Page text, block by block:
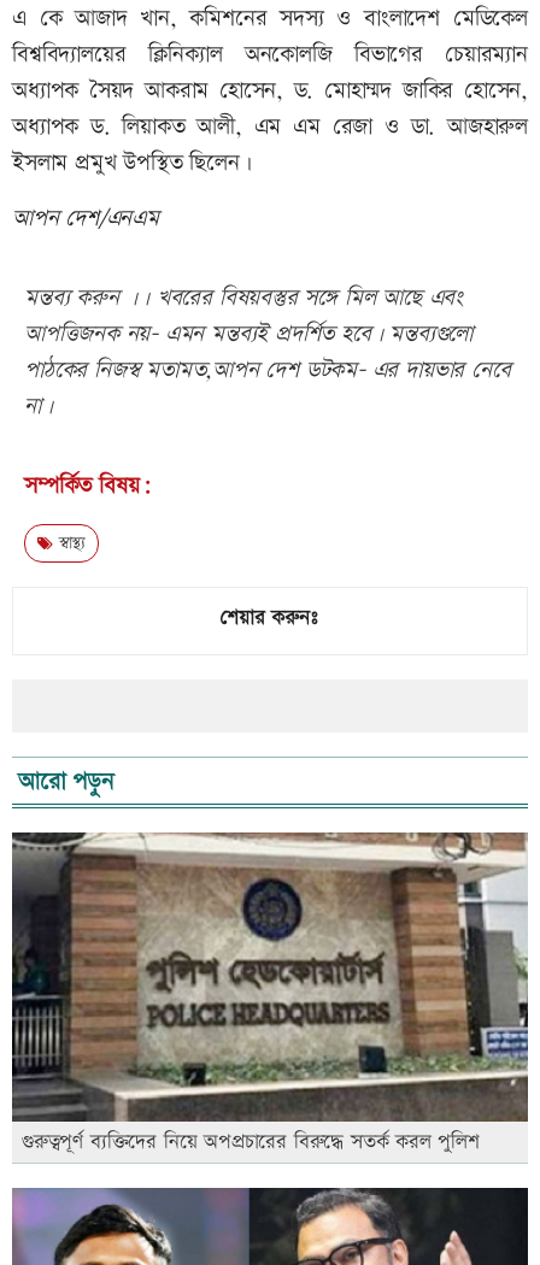
এ কে আজাদ খান, কমিশনের সদস্য ও বাংলাদেশ মেডিকেল
বিশ্ববিদ্যালয়ের ক্লিনিক্যাল অনকোলজি বিভাগের চেয়ারম্যান
অধ্যাপক সৈয়দ আকরাম হোসেন, ড. মোহাম্মদ জাকির হোসেন,
অধ্যাপক ড. লিয়াকত আলী, এম এম রেজা ও ডা. আজহারুল
ইসলাম প্রমুখ উপস্থিত ছিলেন।
আপন দেশ/এনএম
মন্তব্য করুন ।। খবরের বিষয়বস্তুর সঙ্গে মিল আছে এবং
আপত্তিজনক নয়- এমন মন্তব্যই প্রদর্শিত হবে। মন্তব্যগুলো
পাঠকের নিজস্ব মতামত,আপন দেশ ডটকম- এর দায়ভার নেবে
না।
সম্পর্কিত বিষয়:
স্বাস্থ্য
শেয়ার করুনঃ
আরো পড়ুন
গুরুত্বপূর্ণ ব্যক্তিদের নিয়ে অপপ্রচারের বিরুদ্ধে সতর্ক করল পুলিশ